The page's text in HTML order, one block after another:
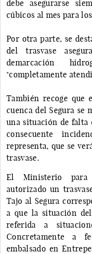
debe asegurarse
cúbicos al mes para
Por otra parte, se
del trasvase
demarcación
"completamente
También recoge que
cuenca del Segura se
una situación de falta
consecuente
representa, que se
trasvase.
El Ministerio para
autorizado un
Tajo al Segura
a que la situación
referida a
Concretamente a
embalsado en